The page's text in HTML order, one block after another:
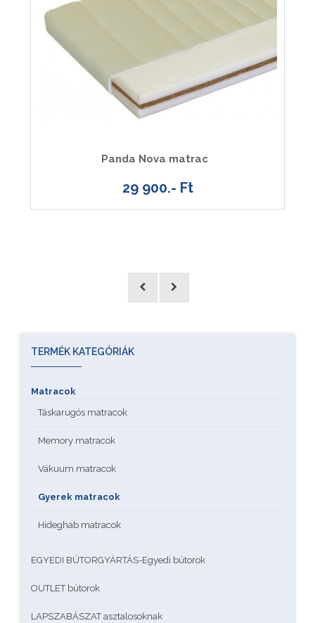
Panda Nova matrac
29 900.- Ft
TERMÉK KATEGÓRIÁK
Matracok
Táskarugós matracok
Memory matracok
Vákuum matracok
Gyerek matracok
Hideghab matracok
EGYEDI BÚTORGYÁRTÁS-Egyedi bútorok
OUTLET bútorok
LAPSZABÁSZAT asztalosoknak